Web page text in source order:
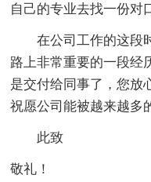
自己的专业去找一份对
在公司工作的这段时
路上非常重要的一段经
是交付给同事了，您放
祝愿公司能被越来越多
此致
敬礼！